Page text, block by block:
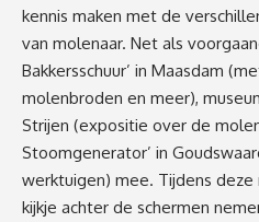
kennis maken met de
van molenaar. Net als
Bakkersschuur’ in Maasdam
molenbroden en meer),
Strijen (expositie over de
Stoomgenerator’ in
werktuigen) mee. Tijdens
kijkje achter de schermen